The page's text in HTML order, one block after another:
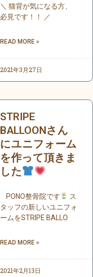
＼ 猫背が気になる方、
必見です！！ ／
READ MORE »
2021年3月27日
STRIPE
BALLOONさん
にユニフォーム
を作って頂きま
した
PONO整骨院です
ス
タッフの新しいユニフォ
ームをSTRIPE BALLO
READ MORE »
2021年2月13日